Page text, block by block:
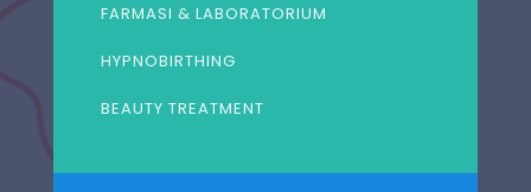
FARMASI & LABORATORIUM
HYPNOBIRTHING
BEAUTY TREATMENT